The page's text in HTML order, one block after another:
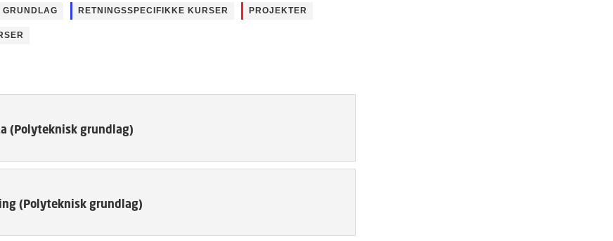
GRUNDLAG RETNINGSSPECIFIKKE KURSER PROJEKTER
(Polyteknisk grundlag)
(Polyteknisk grundlag)